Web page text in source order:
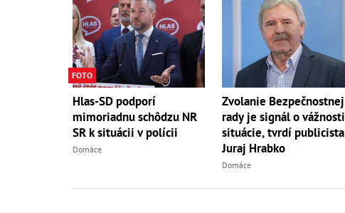
FOTO
Hlas-SD podporí
mimoriadnu schôdzu NR
SR k situácii v polícii
Domáce
Zvolanie Bezpečnostnej
rady je signál o vážnosti
situácie, tvrdí publicista
Juraj Hrabko
Domáce